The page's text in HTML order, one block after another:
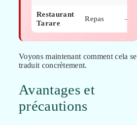
Restaurant
Tarare
Repas –
Voyons maintenant comment cela se
traduit concrètement.
Avantages et
précautions